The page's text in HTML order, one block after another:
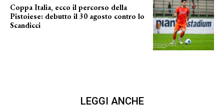
Coppa Italia, ecco il percorso della
Pistoiese: debutto il 30 agosto contro lo
Scandicci
LEGGI ANCHE